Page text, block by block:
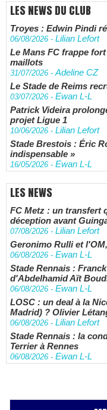
LES NEWS DU CLUB
Troyes : Edwin Pindi
06/08/2026 - Lilian Lefort
Le Mans FC frappe
maillots
31/07/2026 -Adeline CZ
Le Stade de Reims
03/07/2026 - Ewan L-L
Patrick Videira
projet Ligue 1
10/06/2026 - Lilian Lefort
Stade Brestois : Éric
indispensable »
16/05/2026 - Ewan L-L
LES NEWS
FC Metz : un transfert
déception avant
07/08/2026 - Lilian Lefort
Geronimo Rulli et
06/08/2026 - Ewan L-L
Stade Rennais :
d'Abdelhamid Aït
06/08/2026 - Ewan L-L
LOSC : un deal à la
Madrid) ? Olivier
06/08/2026 - Lilian Lefort
Stade Rennais : la
Terrier à Rennes
06/08/2026 - Ewan L-L